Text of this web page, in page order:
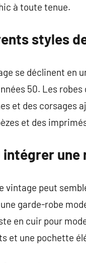
à toute tenue.
styles
se déclinent en
50. Les
et des corsages
et des
intégrer
vintage peut
une garde-robe
en cuir pour
et une pochette